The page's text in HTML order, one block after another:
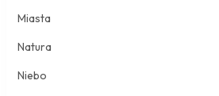
Miasta
Natura
Niebo